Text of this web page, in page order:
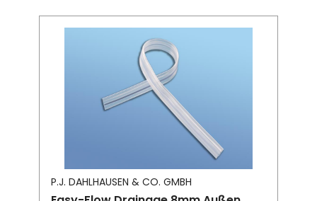
P.J. DAHLHAUSEN & CO. GMBH